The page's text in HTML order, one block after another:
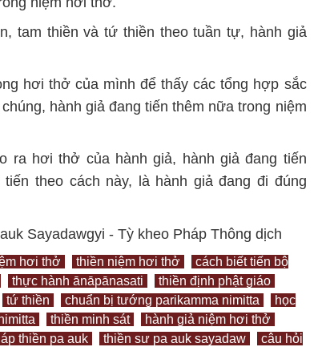
tam thiền và tứ thiền theo tuần tự, hành giả
hơi thở của mình để thấy các tổng hợp sắc
hành giả đang tiến thêm nữa trong niệm
ra hơi thở của hành giả, hành giả đang tiến
theo cách này, là hành giả đang đi đúng
Sayadawgyi - Tỳ kheo Pháp Thông dịch
hơi thở thiền niệm hơi thở
cách biết tiến bộ
thực hành ānāpānasati
thiền định phật giáo
tứ thiền chuẩn bị tướng parikamma nimitta
học
thiền minh sát
hành giả niệm hơi thở
thiền pa auk thiền sư pa auk sayadaw
câu hỏi